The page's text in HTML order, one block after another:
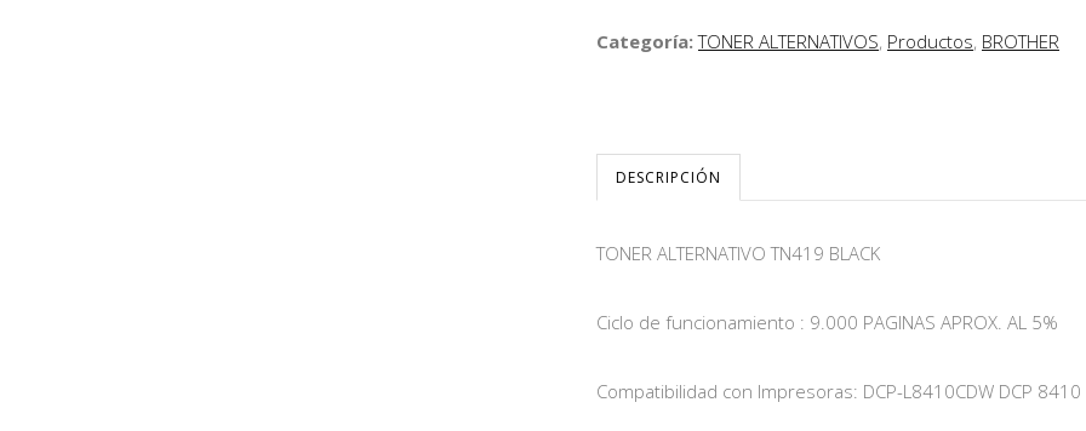
Categoría:TONER ALTERNATIVOS, Productos, BROTHER
DESCRIPCIÓN
TONER ALTERNATIVO TN419 BLACK
Ciclo de funcionamiento : 9.000 PAGINAS APROX. AL 5%
Compatibilidad con Impresoras: DCP-L8410CDW DCP 8410